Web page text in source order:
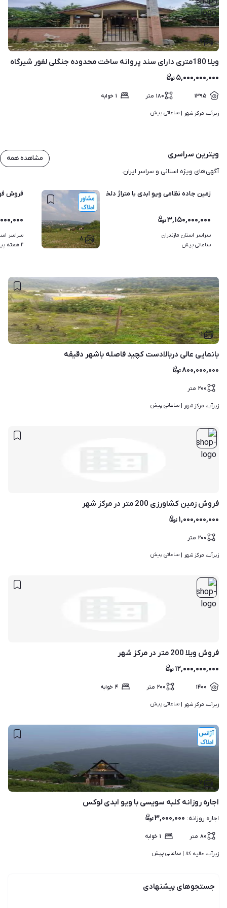
۸
ویلا 180متری دارای سند پروانه ساخت محدوده جنگلی لفور شیرگاه
۵,۰۰۰,۰۰۰,۰۰۰
۱۳۹۵ ۱۸۰ متر ۱ خوابه
زیرآب، مرکز شهر | ساعاتی پیش
ویترین سراسری
آگهی‌های ویژه استانی و سراسر ایران.
مشاهده همه
۸
زمین جاده نظامی ویو ابدی با متراژ دلخواه
۳,۱۵۰,۰۰۰,۰۰۰
سراسر استان مازندران
ساعاتی پیش
فروش
سراسر
۲ هفته پیش
۱
بانمایی عالی دربالادست کچید فاصله باشهر دقیقه
۸۰۰,۰۰۰,۰۰۰
۲۰۰ متر
زیرآب، مرکز شهر | ساعاتی پیش
فروش زمین کشاورزی 200 متر در مرکز شهر
۱,۰۰۰,۰۰۰,۰۰۰
۲۰۰ متر
زیرآب، مرکز شهر | ساعاتی پیش
فروش ویلا 200 متر در مرکز شهر
۱۲,۰۰۰,۰۰۰,۰۰۰
۱۴۰۰ ۲۰۰ متر ۴ خوابه
زیرآب، مرکز شهر | ساعاتی پیش
۷
اجاره روزانه کلبه سویسی با ویو ابدی لوکس
اجاره روزانه: ۳,۰۰۰,۰۰۰
۸۰ متر ۱ خوابه
زیرآب، عالیه کلا | ساعاتی پیش
جستجوهای پیشنهادی